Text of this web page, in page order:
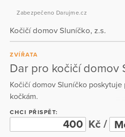
Zabezpečeno Darujme.cz
Kočičí domov Sluníčko, z.s.
ZVÍŘATA
Dar pro kočičí domov
Kočičí domov Sluníčko
kočkám.
CHCI PŘISPĚT:
Kč /